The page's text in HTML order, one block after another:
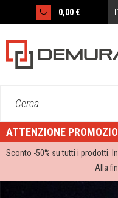
0,00 €
Cerca...
ATTENZIONE
Sconto -50% su tutti i prodotti.
Alla